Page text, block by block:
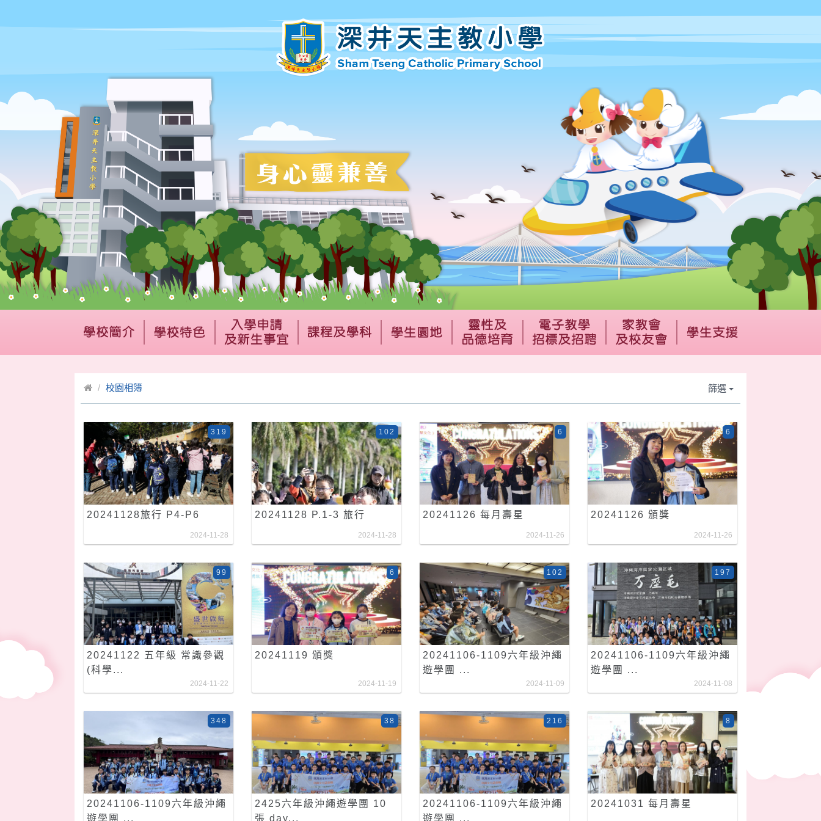
校園相簿 篩選
20241128旅行 P4-P6
319
2024-11-28
20241128 P.1-3 旅行
102
2024-11-28
20241126 每月壽星
6
2024-11-26
20241126 頒獎
6
2024-11-26
20241122 五年級 常識參觀
(科學...
99
2024-11-22
20241119 頒獎
6
2024-11-19
20241106-1109六年級沖繩
遊學團 ...
102
2024-11-09
20241106-1109六年級沖繩
遊學團 ...
197
2024-11-08
20241106-1109六年級沖繩
遊學團 ...
348
2425六年級沖繩遊學團 10
張 day...
38
20241106-1109六年級沖繩
遊學團 ...
216
20241031 每月壽星
8